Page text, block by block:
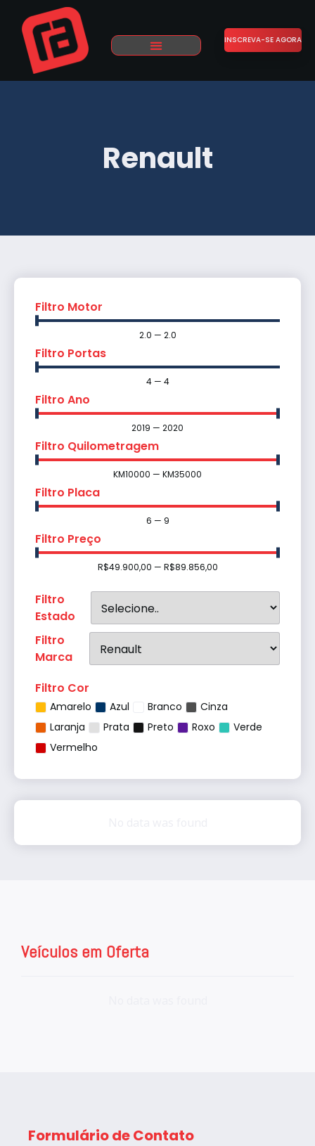
INSCREVA-SE AGORA
Renault
Filtro Motor
2.0 — 2.0
Filtro Portas
4— 4
Filtro Ano
2019 — 2020
Filtro Quilometragem
KM10000 — KM35000
Filtro Placa
6 — 9
Filtro Preço
R$49.900,00 — R$89.856,00
Filtro
Estado
Filtro
Marca
Filtro Cor
Amarelo Azul Branco
Cinza
Laranja
Prata Preto Roxo
Verde
Vermelho
Veículos em Oferta
Formulário de Contato